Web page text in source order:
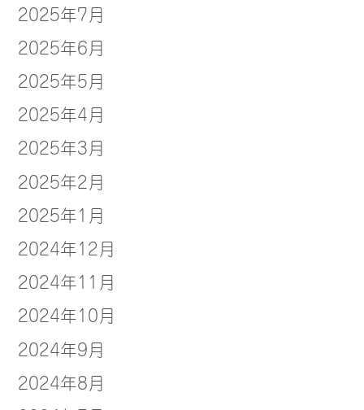
2025年7月
2025年6月
2025年5月
2025年4月
2025年3月
2025年2月
2025年1月
2024年12月
2024年11月
2024年10月
2024年9月
2024年8月